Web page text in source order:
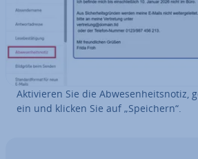
Ak­ti­vie­ren Sie die Ab­we­sen­heits­no­tiz,
ein und klicken Sie auf „Speichern“.